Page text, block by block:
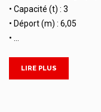
• Capacité (t) : 3
• Déport (m) : 6,05
• …
LIRE PLUS